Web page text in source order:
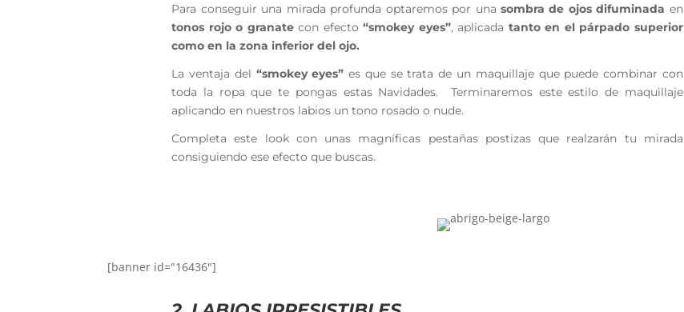
Para conseguir una mirada profunda optaremos por unasombra de ojos difuminada en
tonos rojo o granatecon efecto “smokey eyes”, aplicada tanto en el párpado superior
como en la zona inferior del ojo.
La ventaja del “smokey eyes” es que se trata de un maquillaje que puede combinar con
toda la ropa que te pongas estas Navidades. Terminaremos este estilo de maquillaje
aplicando en nuestros labios un tono rosado o nude.
Completa este look con unas magníficas pestañas postizas que realzarán tu mirada
consiguiendo ese efecto que buscas.
[banner id="16436"]